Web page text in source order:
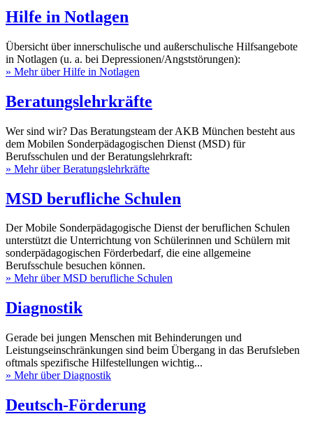
Hilfe in Notlagen
Übersicht über innerschulische und außerschulische Hilfsangebote
in Notlagen (u. a. bei Depressionen/Angststörungen):
» Mehr über Hilfe in Notlagen
Beratungslehrkräfte
Wer sind wir? Das Beratungsteam der AKB München besteht aus
dem Mobilen Sonderpädagogischen Dienst (MSD) für
Berufsschulen und der Beratungslehrkraft:
» Mehr über Beratungslehrkräfte
MSD berufliche Schulen
Der Mobile Sonderpädagogische Dienst der beruflichen Schulen
unterstützt die Unterrichtung von Schülerinnen und Schülern mit
sonderpädagogischen Förderbedarf, die eine allgemeine
Berufsschule besuchen können.
» Mehr über MSD berufliche Schulen
Diagnostik
Gerade bei jungen Menschen mit Behinderungen und
Leistungseinschränkungen sind beim Übergang in das Berufsleben
oftmals spezifische Hilfestellungen wichtig...
» Mehr über Diagnostik
Deutsch-Förderung